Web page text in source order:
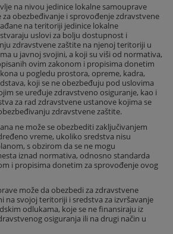
na nivou jedinice lokalne samouprave
obezbeđivanje i sprovođenje zdravstvene
na teritoriji jedinice lokalne
uslovi za bolju dostupnost i
zdravstvene zaštite na njenoj teritoriji u
u javnoj svojini, a koji su viši od normativa,
ovim zakonom i propisima donetim
u pogledu prostora, opreme, kadra,
koji se ne obezbeđuju pod uslovima
se uređuje zdravstveno osiguranje, kao i
za rad zdravstvene ustanove kojima se
zdravstvene zaštite.
ne može se obezbediti zaključivanjem
vreme, ukoliko sredstva nisu
s obzirom da se ne mogu
iznad normativa, odnosno standarda
i propisima donetim za sprovođenje ovog
može da obezbedi za zdravstvene
na svojoj teritoriji i sredstva za izvršavanje
odlukama, koje se ne finansiraju iz
osiguranja ili na drugi način u